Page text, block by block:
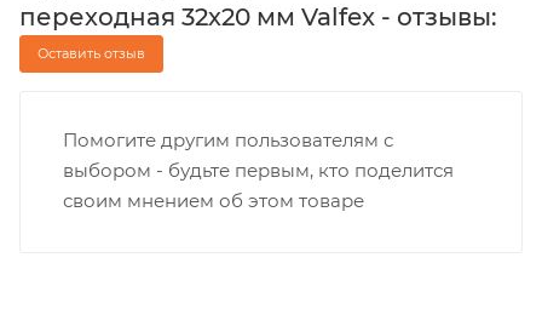
переходная 32х20 мм Valfex - отзывы:
Оставить отзыв
Помогите другим пользователям с
выбором - будьте первым, кто поделится
своим мнением об этом товаре